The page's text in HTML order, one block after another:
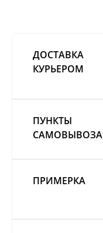
ДОСТАВКА
КУРЬЕРОМ
ПУНКТЫ
САМОВЫВОЗА
ПРИМЕРКА